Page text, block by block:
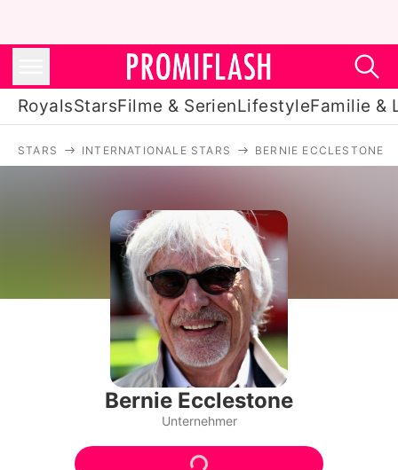
RoyalsStarsFilme & SerienLifestyleFamilie &
Filme & Serien
Lifestyle
Familie & Liebe
Promiflash Exklusiv
Alle Themen auf Promiflash
Jobs
STARS INTERNATIONALE STARS BERNIE ECCLESTONE
Bernie Ecclestone
Unternehmer